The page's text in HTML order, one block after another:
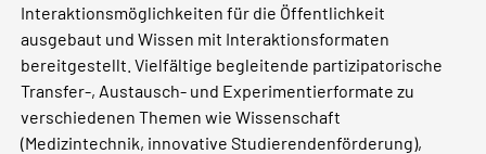
Interaktionsmöglichkeiten für die Öffentlichkeit
ausgebaut und Wissen mit Interaktionsformaten
bereitgestellt. Vielfältige begleitende partizipatorische
Transfer-, Austausch- und Experimentierformate zu
verschiedenen Themen wie Wissenschaft
(Medizintechnik, innovative Studierendenförderung),